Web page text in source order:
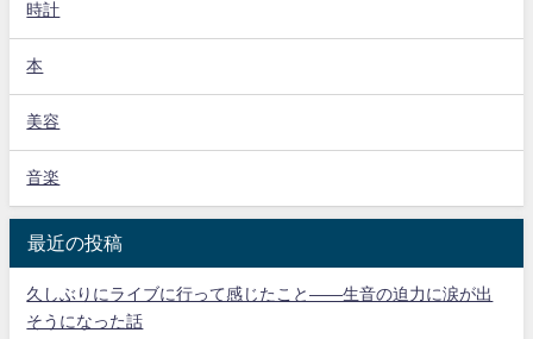
時計
本
美容
音楽
最近の投稿
久しぶりにライブに行って感じたこと——生音の迫力に涙が出
そうになった話